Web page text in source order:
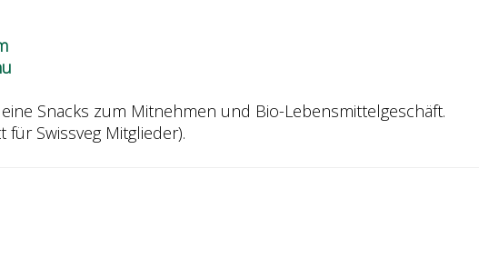
Snacks zum Mitnehmen und Bio-Lebensmittelgeschäft.
für Swissveg Mitglieder).